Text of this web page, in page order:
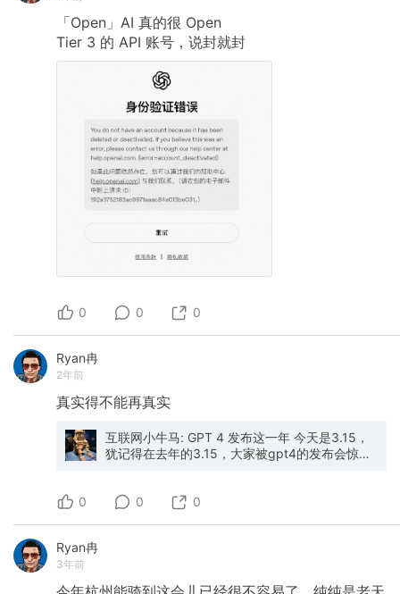
「Open」AI 真的很 Open
Tier 3 的 API 账号，说封就封
0 0 0
Ryan冉
2年前
真实得不能再真实
互联网小牛马: GPT 4 发布这一年 今天是3.15，
犹记得在去年的3.15，大家被gpt4的发布会惊出
了一个ai创业闭门会，几个团队的现状应该能代表
法律条文准确率问题，模型幻觉严重。目前团队
0 0 0
Ryan冉
3年前